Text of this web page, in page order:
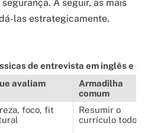
A seguir, as mais
las estrategicamente.
de entrevista em inglês e
avaliam
Armadilha
comum
foco, fit
Resumir o
currículo todo